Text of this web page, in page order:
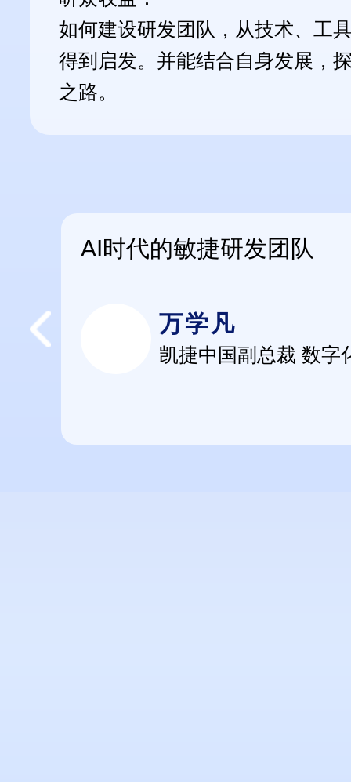
如何建设研发团队，从技术、工
得到启发。并能结合自身发展，
之路。
AI时代的敏捷研发团队
万学凡
凯捷中国副总裁 数字